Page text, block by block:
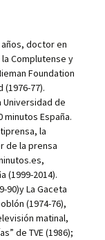
doctor en
Complutense y
Foundation
77).
de
España.
la
de la prensa
(1999-2014).
90)y La Gaceta
(1974-76),
matinal,
de TVE (1986);